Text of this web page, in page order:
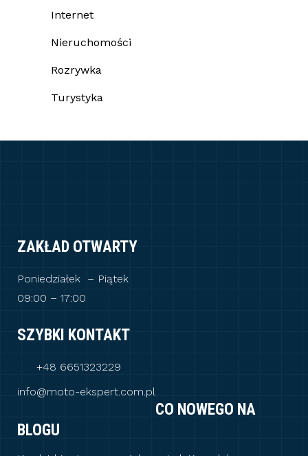
Internet
Nieruchomości
Rozrywka
Turystyka
ZAKŁAD OTWARTY
Poniedziałek – Piątek
09:00 – 17:00
SZYBKI KONTAKT
+48 6651323229
info@moto-ekspert.com.pl
CO NOWEGO NA
BLOGU